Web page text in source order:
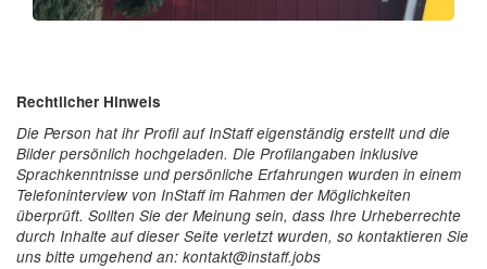
Rechtlicher Hinweis
Die Person hat ihr Profil auf InStaff eigenständig erstellt und die
Bilder persönlich hochgeladen. Die Profilangaben inklusive
Sprachkenntnisse und persönliche Erfahrungen wurden in einem
Telefoninterview von InStaff im Rahmen der Möglichkeiten
überprüft. Sollten Sie der Meinung sein, dass Ihre Urheberrechte
durch Inhalte auf dieser Seite verletzt wurden, so kontaktieren Sie
uns bitte umgehend an: kontakt@instaff.jobs